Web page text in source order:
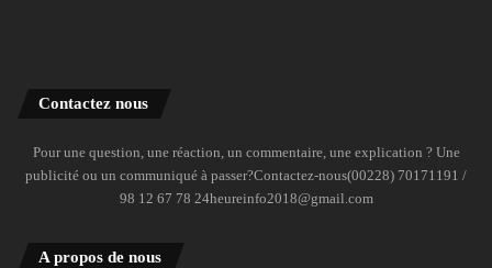
Contactez nous
Pour une question, une réaction, un commentaire, une explication ? Une
publicité ou un communiqué à passer?Contactez-nous(00228) 70171191 /
98 12 67 78 24heureinfo2018@gmail.com
A propos de nous